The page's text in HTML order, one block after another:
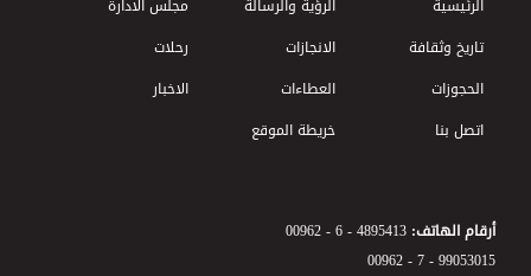
الرئيسية الرؤية والرسالة
مجلس الادارة
تاريخ وثقافة
الانجازات
رحلات
الحجوزات
العطاءات
الاخبار
اتصل بنا
خريطة الموقع
أرقام الهاتف: 00962 - 6 - 4895413
00962 - 7 - 99053015